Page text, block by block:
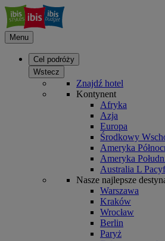
Menu
Cel podróży
Wstecz
Znajdź hotel
Kontynent
Afryka
Azja
Europa
Środkowy
Ameryka
Ameryka
Australia L
Nasze najlepsze
Warszawa
Kraków
Wrocław
Berlin
Paryż